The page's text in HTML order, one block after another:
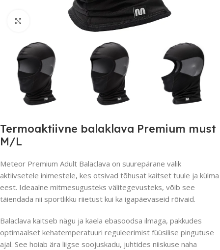
Suurendamiseks klõpsake
Termoaktiivne balaklava Premium must
M/L
Meteor Premium Adult Balaclava on suurepärane valik
aktiivsetele inimestele, kes otsivad tõhusat kaitset tuule ja külma
eest. Ideaalne mitmesugusteks välitegevusteks, võib see
täiendada nii sportlikku riietust kui ka igapäevaseid rõivaid.
Balaclava kaitseb nägu ja kaela ebasoodsa ilmaga, pakkudes
optimaalset kehatemperatuuri reguleerimist füüsilise pingutuse
ajal. See hoiab ära liigse soojuskadu, juhtides niiskuse naha